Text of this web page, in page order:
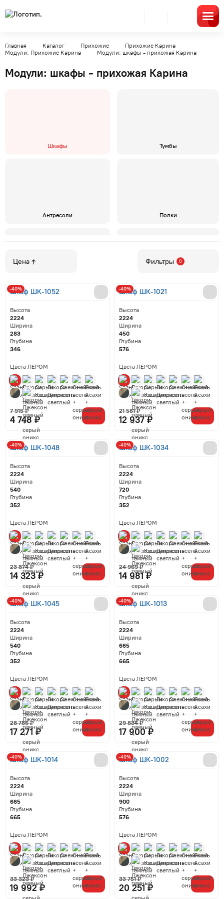
Главная Каталог Прихожие
Прихожие Карина
Модули: Прихожие Карина
Модули: шкафы - прихожая Карина
Модули: шкафы - прихожая Карина
Шкафы Тумбы
Антресоли Полки
Фильтры 0
Шкаф ШК-1052
Высота
2224
Ширина
283
Глубина
346
Цвета ЛЕРОМ
4 748 ₽
7 915 ₽
-40% Шкаф ШК-1021
Высота
2224
Ширина
450
Глубина
576
Цвета ЛЕРОМ
12 937 ₽
21 561 ₽
-40%
Шкаф ШК-1048
Высота
2224
Ширина
540
Глубина
352
Цвета ЛЕРОМ
14 323 ₽
23 874 ₽
-40% Шкаф ШК-1034
Высота
2224
Ширина
720
Глубина
352
Цвета ЛЕРОМ
14 981 ₽
24 969 ₽
-40%
Шкаф ШК-1045
Высота
2224
Ширина
540
Глубина
352
Цвета ЛЕРОМ
17 271 ₽
28 786 ₽
-40% Шкаф ШК-1013
Высота
2224
Ширина
665
Глубина
665
Цвета ЛЕРОМ
17 900 ₽
29 834 ₽
-40%
Шкаф ШК-1014
Высота
2224
Ширина
665
Глубина
665
Цвета ЛЕРОМ
19 992 ₽
33 323 ₽
-40% Шкаф ШК-1002
Высота
2224
Ширина
900
Глубина
576
Цвета ЛЕРОМ
20 251 ₽
33 751 ₽
-40%